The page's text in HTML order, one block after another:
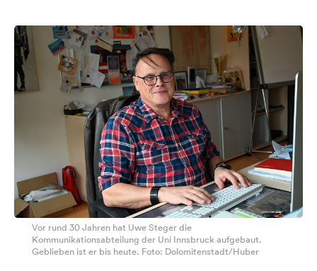
Vor rund 30 Jahren hat Uwe Steger die
Kommunikationsabteilung der Uni Innsbruck aufgebaut.
Geblieben ist er bis heute. Foto: Dolomitenstadt/Huber